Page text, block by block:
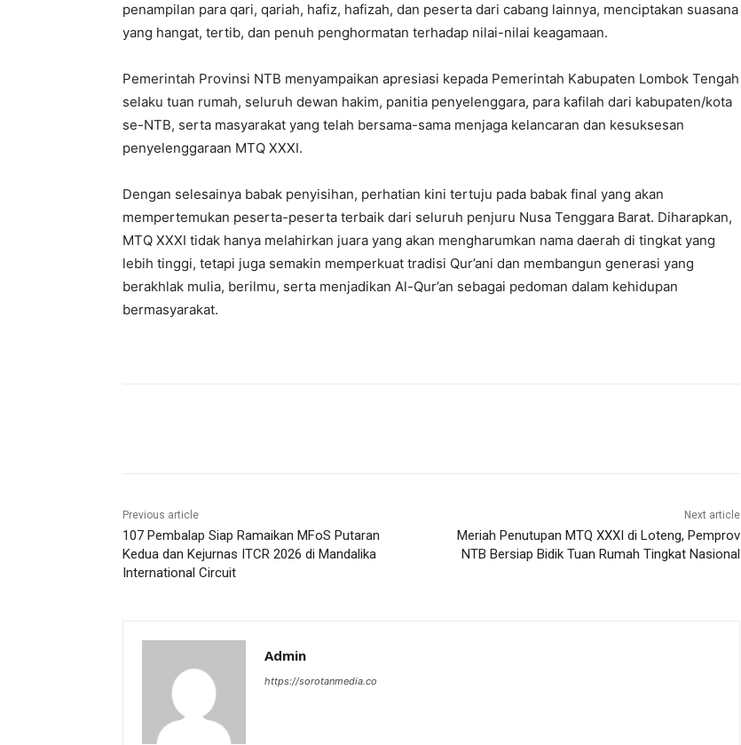
penampilan para qari, qariah, hafiz, hafizah, dan peserta dari cabang lainnya, menciptakan suasana
yang hangat, tertib, dan penuh penghormatan terhadap nilai-nilai keagamaan.
Pemerintah Provinsi NTB menyampaikan apresiasi kepada Pemerintah Kabupaten Lombok Tengah
selaku tuan rumah, seluruh dewan hakim, panitia penyelenggara, para kafilah dari kabupaten/kota
se-NTB, serta masyarakat yang telah bersama-sama menjaga kelancaran dan kesuksesan
penyelenggaraan MTQ XXXI.
Dengan selesainya babak penyisihan, perhatian kini tertuju pada babak final yang akan
mempertemukan peserta-peserta terbaik dari seluruh penjuru Nusa Tenggara Barat. Diharapkan,
MTQ XXXI tidak hanya melahirkan juara yang akan mengharumkan nama daerah di tingkat yang
lebih tinggi, tetapi juga semakin memperkuat tradisi Qur’ani dan membangun generasi yang
berakhlak mulia, berilmu, serta menjadikan Al-Qur’an sebagai pedoman dalam kehidupan
bermasyarakat.
Previous article
107 Pembalap Siap Ramaikan MFoS Putaran
Kedua dan Kejurnas ITCR 2026 di Mandalika
International Circuit
Next article
Meriah Penutupan MTQ XXXI di Loteng, Pemprov
NTB Bersiap Bidik Tuan Rumah Tingkat Nasional
Admin
https://sorotanmedia.co